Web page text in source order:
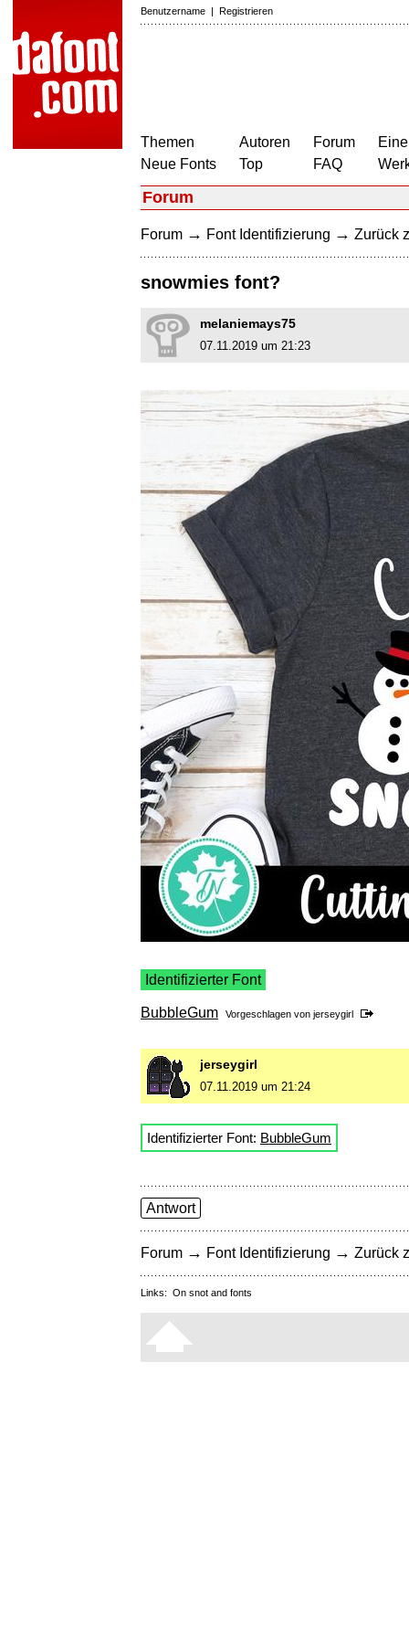
Benutzername | Registrieren
Themen
Neue Fonts
Autoren
Top
Forum
FAQ
Forum
Forum → Font Identifizierung → Zurück
snowmies font?
melaniemays75
07.11.2019 um 21:23
Identifizierter Font
BubbleGum Vorgeschlagen von jerseygirl
jerseygirl
07.11.2019 um 21:24
Identifizierter Font: BubbleGum
Antwort
Forum → Font Identifizierung → Zurück
Links: On snot and fonts